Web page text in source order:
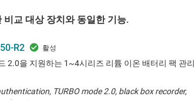
교 대상 장치와 동일한 기능.
R2
2.0을 지원하는 1~4시리즈 리튬 이온 배터리 팩 관리
TURBO mode 2.0, black box recorder,